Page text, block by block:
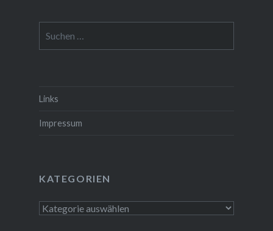
nach:
Links
Impressum
KATEGORIEN
Kategorien